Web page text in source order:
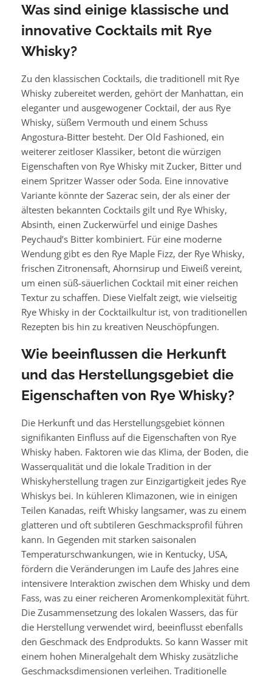
Was sind einige klassische und
innovative Cocktails mit Rye
Whisky?
Zu den klassischen Cocktails, die traditionell mit Rye
Whisky zubereitet werden, gehört der Manhattan, ein
eleganter und ausgewogener Cocktail, der aus Rye
Whisky, süßem Vermouth und einem Schuss
Angostura-Bitter besteht. Der Old Fashioned, ein
weiterer zeitloser Klassiker, betont die würzigen
Eigenschaften von Rye Whisky mit Zucker, Bitter und
einem Spritzer Wasser oder Soda. Eine innovative
Variante könnte der Sazerac sein, der als einer der
ältesten bekannten Cocktails gilt und Rye Whisky,
Absinth, einen Zuckerwürfel und einige Dashes
Peychaud’s Bitter kombiniert. Für eine moderne
Wendung gibt es den Rye Maple Fizz, der Rye Whisky,
frischen Zitronensaft, Ahornsirup und Eiweiß vereint,
um einen süß-säuerlichen Cocktail mit einer reichen
Textur zu schaffen. Diese Vielfalt zeigt, wie vielseitig
Rye Whisky in der Cocktailkultur ist, von traditionellen
Rezepten bis hin zu kreativen Neuschöpfungen.
Wie beeinflussen die Herkunft
und das Herstellungsgebiet die
Eigenschaften von Rye Whisky?
Die Herkunft und das Herstellungsgebiet können
signifikanten Einfluss auf die Eigenschaften von Rye
Whisky haben. Faktoren wie das Klima, der Boden, die
Wasserqualität und die lokale Tradition in der
Whiskyherstellung tragen zur Einzigartigkeit jedes Rye
Whiskys bei. In kühleren Klimazonen, wie in einigen
Teilen Kanadas, reift Whisky langsamer, was zu einem
glatteren und oft subtileren Geschmacksprofil führen
kann. In Gegenden mit starken saisonalen
Temperaturschwankungen, wie in Kentucky, USA,
fördern die Veränderungen im Laufe des Jahres eine
intensivere Interaktion zwischen dem Whisky und dem
Fass, was zu einer reicheren Aromenkomplexität führt.
Die Zusammensetzung des lokalen Wassers, das für
die Herstellung verwendet wird, beeinflusst ebenfalls
den Geschmack des Endprodukts. So kann Wasser mit
einem hohen Mineralgehalt dem Whisky zusätzliche
Geschmacksdimensionen verleihen. Traditionelle